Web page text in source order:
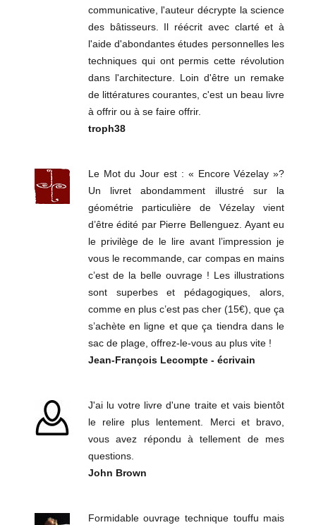
communicative, l'auteur décrypte la science
des bâtisseurs. Il réécrit avec clarté et à
l'aide d'abondantes études personnelles les
techniques qui ont permis cette révolution
dans l'architecture. Loin d'être un remake
de littératures courantes, c'est un beau livre
à offrir ou à se faire offrir.
troph38
Le Mot du Jour est : « Encore Vézelay »?
Un livret abondamment illustré sur la
géométrie particulière de Vézelay vient
d’être édité par Pierre Bellenguez. Ayant eu
le privilège de le lire avant l’impression je
vous le recommande, car compas en mains
c’est de la belle ouvrage ! Les illustrations
sont superbes et pédagogiques, alors,
comme en plus c’est pas cher (15€), que ça
s’achète en ligne et que ça tiendra dans le
sac de plage, offrez-le-vous au plus vite !
Jean-François Lecompte - écrivain
J'ai lu votre livre d'une traite et vais bientôt
le relire plus lentement. Merci et bravo,
vous avez répondu à tellement de mes
questions.
John Brown
Formidable ouvrage technique touffu mais